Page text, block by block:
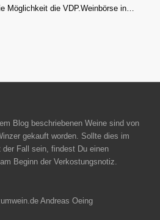
Möglichkeit die VDP.Weinbörse in…
Blog beschriebenen Weine sind von
gekauft worden. Sollte dies im
Fall sein, findest Du einen
Beginn der Verkostungsnotiz.
Andreas Oeing